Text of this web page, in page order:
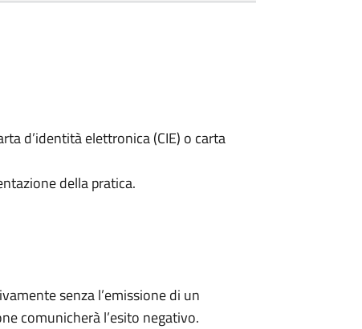
d’identità elettronica (CIE) o carta
della pratica.
senza l’emissione di un
comunicherà l’esito negativo.